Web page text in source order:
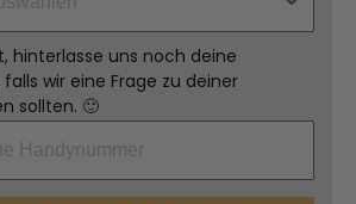
hinterlasse uns noch deine
wir eine Frage zu deiner
sollten. 🙂